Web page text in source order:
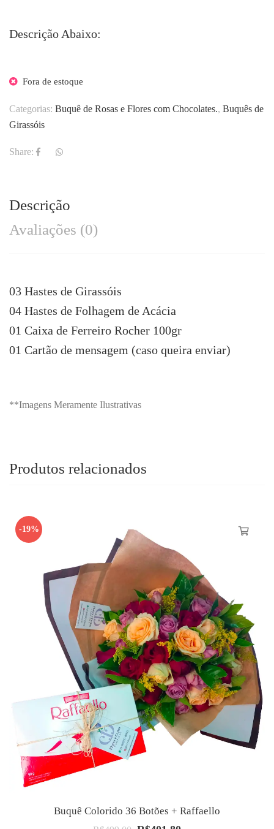
Descrição Abaixo:
Fora de estoque
Categorias: Buquê de Rosas e Flores com Chocolates., Buquês de
Girassóis
Share:
Descrição
Avaliações (0)
03 Hastes de Girassóis
04 Hastes de Folhagem de Acácia
01 Caixa de Ferreiro Rocher 100gr
01 Cartão de mensagem (caso queira enviar)
**Imagens Meramente Ilustrativas
Produtos relacionados
-19%
Buquê Colorido 36 Botões + Raffaello